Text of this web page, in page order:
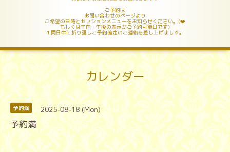
ご予約は
お問い合わせのページより
ご希望の日時とセッションメニューをお知らせください。(❤️
もしくは午前・午後の表示がご予約可能日です)
１両日中に折り返しご予約確定のご連絡を差し上げましす。
カレンダー
予約満 2025-08-18 (Mon)
予約満